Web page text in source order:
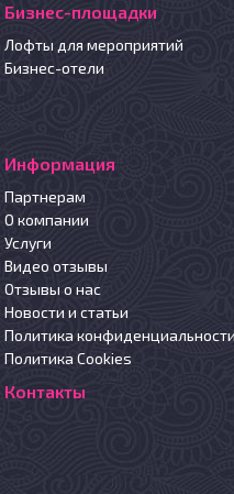
Бизнес-площадки
Лофты для мероприятий
Бизнес-отели
Информация
Партнерам
О компании
Услуги
Видео отзывы
Отзывы о нас
Новости и статьи
Политика
Политика Cookies
Контакты